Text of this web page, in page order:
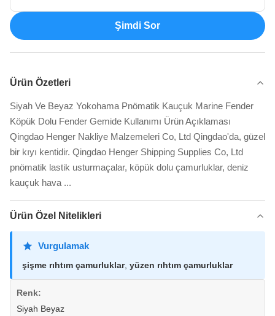
Şimdi Sor
Ürün Özetleri
Siyah Ve Beyaz Yokohama Pnömatik Kauçuk Marine Fender
Köpük Dolu Fender Gemide Kullanımı Ürün Açıklaması
Qingdao Henger Nakliye Malzemeleri Co, Ltd Qingdao'da, güzel
bir kıyı kentidir. Qingdao Henger Shipping Supplies Co, Ltd
pnömatik lastik usturmaçalar, köpük dolu çamurluklar, deniz
kauçuk hava ...
Ürün Özel Nitelikleri
Vurgulamak
şişme rıhtım çamurluklar, yüzen rıhtım çamurluklar
Renk:
Siyah Beyaz